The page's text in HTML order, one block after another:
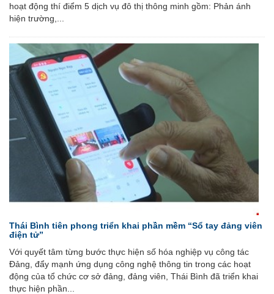
hoạt động thí điểm 5 dịch vụ đô thị thông minh gồm: Phản ánh
hiện trường,...
Thái Bình tiên phong triển khai phần mềm “Sổ tay đảng viên
điện tử”
Với quyết tâm từng bước thực hiện số hóa nghiệp vụ công tác
Đảng, đẩy mạnh ứng dụng công nghệ thông tin trong các hoạt
động của tổ chức cơ sở đảng, đảng viên, Thái Bình đã triển khai
thực hiện phần...